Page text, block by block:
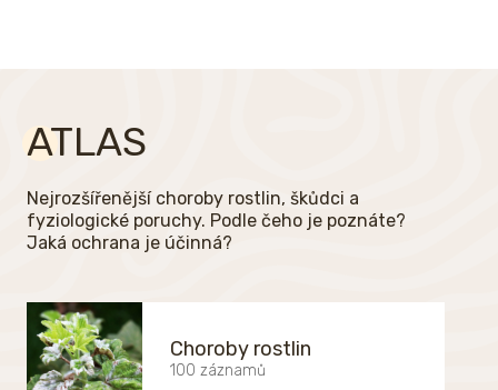
ATLAS
Nejrozšířenější choroby rostlin, škůdci a
fyziologické poruchy. Podle čeho je poznáte?
Jaká ochrana je účinná?
Choroby rostlin
100 záznamů